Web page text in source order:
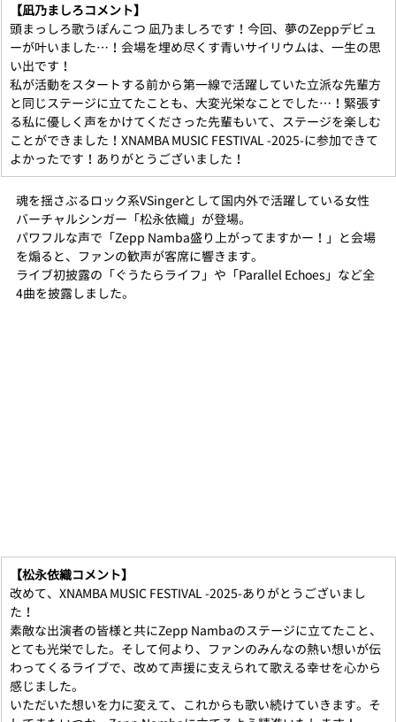
【凪乃ましろコメント】
頭まっしろ歌うぽんこつ 凪乃ましろです！今回、夢のZeppデビュ
ーが叶いました…！会場を埋め尽くす青いサイリウムは、一生の思
い出です！
私が活動をスタートする前から第一線で活躍していた立派な先輩方
と同じステージに立てたことも、大変光栄なことでした…！緊張す
る私に優しく声をかけてくださった先輩もいて、ステージを楽しむ
ことができました！XNAMBA MUSIC FESTIVAL -2025-に参加できて
よかったです！ありがとうございました！
魂を揺さぶるロック系VSingerとして国内外で活躍している女性
バーチャルシンガー「松永依織」が登場。
パワフルな声で「Zepp Namba盛り上がってますかー！」と会場
を煽ると、ファンの歓声が客席に響きます。
ライブ初披露の「ぐうたらライフ」や「Parallel Echoes」など全
4曲を披露しました。
【松永依織コメント】
改めて、XNAMBA MUSIC FESTIVAL -2025-ありがとうございまし
た！
素敵な出演者の皆様と共にZepp Nambaのステージに立てたこと、
とても光栄でした。そして何より、ファンのみんなの熱い想いが伝
わってくるライブで、改めて声援に支えられて歌える幸せを心から
感じました。
いただいた想いを力に変えて、これからも歌い続けていきます。そ